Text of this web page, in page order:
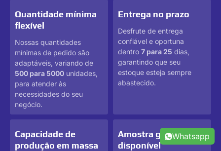
Quantidade mínima
flexível
Nossas quantidades
mínimas de pedido são
adaptáveis, variando de
500 para 5000 unidades,
para atender às
necessidades do seu
negócio.
Entrega no prazo
Desfrute de entrega
confiável e oportuna
dentro 7 para 25 dias,
garantindo que seu
estoque esteja sempre
abastecido.
Capacidade de
produção em massa
Amostra grátis
disponível
Whatsapp